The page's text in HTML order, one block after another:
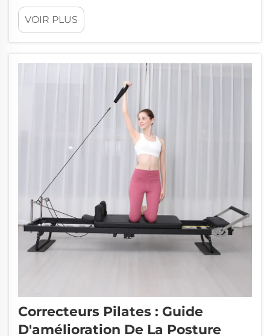
vos séances de Pilates, notamment pour
améliorer votre posture et aligner
correctement l'ensemble de votre corps.
différents types de cor...
VOIR PLUS
Correcteurs Pilates : Guide
D'amélioration De La Posture